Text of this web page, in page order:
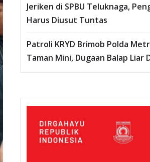
Jeriken di SPBU Teluknaga,
Harus Diusut Tuntas
Patroli KRYD Brimob Polda
Taman Mini, Dugaan Balap Liar